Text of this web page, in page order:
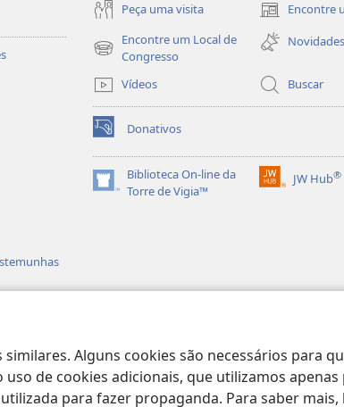
Alguns cookies são necessários para
de cookies adicionais, que utilizamos
para fazer propaganda. Para saber mais,
às
Peça uma visita Encontre
(abre
nova
janela)
Encontre um Local de
Congresso
(abre
janela)
Novidades
Vídeos Buscar
Donativos
(abre
nova
janela) Biblioteca On-line da
Torre de Vigia™
(abre
JW Hub®
(abre